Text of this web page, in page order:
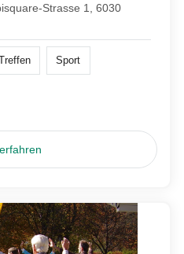
Strasse 1, 6030
Sport